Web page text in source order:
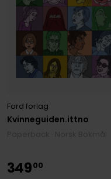
Kvinneguiden.ittno
Ford forlag
34900